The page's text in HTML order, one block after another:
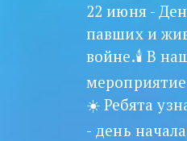
22 июня -
павших и
войне.🕯 В
мероприятие
☀️ Ребята
- день